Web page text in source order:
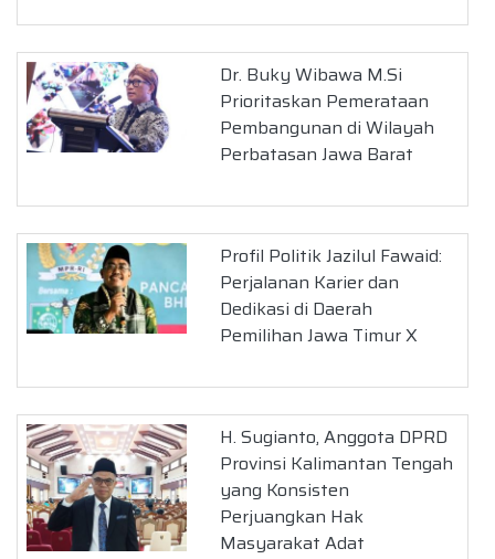
Dr. Buky Wibawa M.Si
Prioritaskan Pemerataan
Pembangunan di Wilayah
Perbatasan Jawa Barat
Profil Politik Jazilul Fawaid:
Perjalanan Karier dan
Dedikasi di Daerah
Pemilihan Jawa Timur X
H. Sugianto, Anggota DPRD
Provinsi Kalimantan Tengah
yang Konsisten
Perjuangkan Hak
Masyarakat Adat